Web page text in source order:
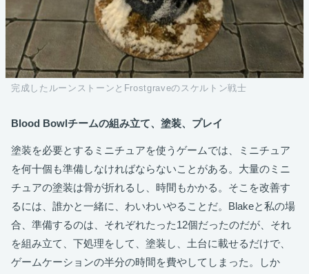
完成したルーンストーンとFrostgraveのスケルトン戦士
Blood Bowlチームの組み立て、塗装、プレイ
塗装を必要とするミニチュアを使うゲームでは、ミニチュア
を何十個も準備しなければならないことがある。大量のミニ
チュアの塗装は骨が折れるし、時間もかかる。そこを改善す
るには、誰かと一緒に、わいわいやることだ。Blakeと私の場
合、準備するのは、それぞれたった12個だったのだが、それ
を組み立て、下処理をして、塗装し、土台に載せるだけで、
ゲームケーションの半分の時間を費やしてしまった。しか